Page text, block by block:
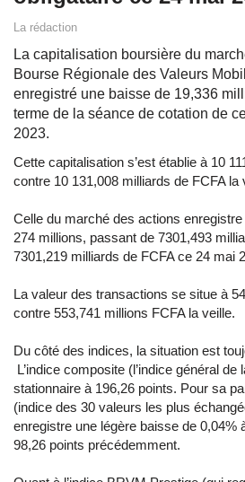
La rédaction
La capitalisation boursière du
Bourse Régionale des Valeurs
enregistré une baisse de 19,336
terme de la séance de cotation de
2023.
Cette capitalisation s’est établie à 10
contre 10 131,008 milliards de FCFA la
Celle du marché des actions
274 millions, passant de 7301,493
7301,219 milliards de FCFA ce 24 mai
La valeur des transactions se situe à
contre 553,741 millions FCFA la veille.
Du côté des indices, la situation est
L’indice composite (l’indice général
stationnaire à 196,26 points. Pour sa
(indice des 30 valeurs les plus
enregistre une légère baisse de 0,04%
98,26 points précédemment.